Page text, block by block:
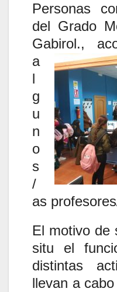
Personas
del Grado
Gabirol.,
a
l
g
u
n
o
s
/
as
El motivo de
situ el
distintas
llevan a